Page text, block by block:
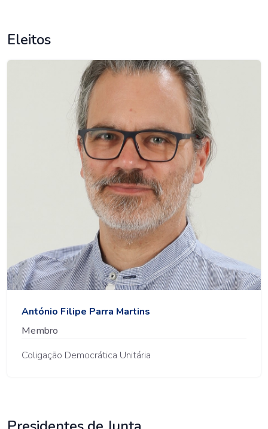
Eleitos
António Filipe Parra Martins
Membro
Coligação Democrática Unitária